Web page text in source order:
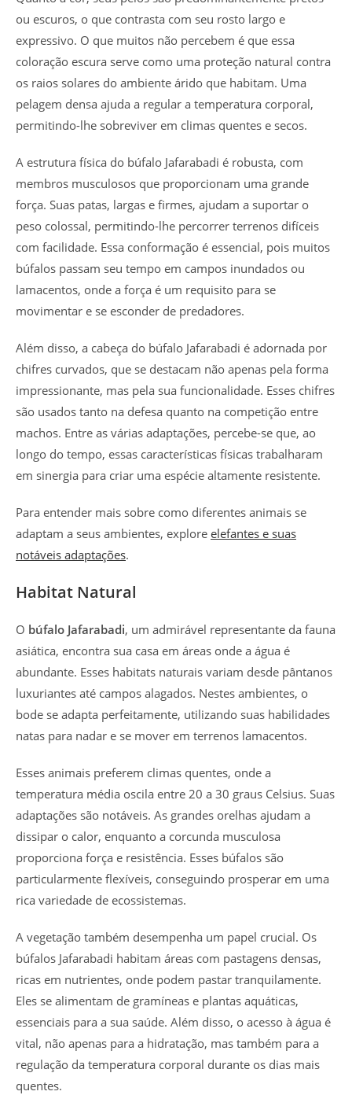
ou escuros, o que contrasta com seu rosto largo e
expressivo. O que muitos não percebem é que essa
coloração escura serve como uma proteção natural contra
os raios solares do ambiente árido que habitam. Uma
pelagem densa ajuda a regular a temperatura corporal,
permitindo-lhe sobreviver em climas quentes e secos.
A estrutura física do búfalo Jafarabadi é robusta, com
membros musculosos que proporcionam uma grande
força. Suas patas, largas e firmes, ajudam a suportar o
peso colossal, permitindo-lhe percorrer terrenos difíceis
com facilidade. Essa conformação é essencial, pois muitos
búfalos passam seu tempo em campos inundados ou
lamacentos, onde a força é um requisito para se
movimentar e se esconder de predadores.
Além disso, a cabeça do búfalo Jafarabadi é adornada por
chifres curvados, que se destacam não apenas pela forma
impressionante, mas pela sua funcionalidade. Esses chifres
são usados tanto na defesa quanto na competição entre
machos. Entre as várias adaptações, percebe-se que, ao
longo do tempo, essas características físicas trabalharam
em sinergia para criar uma espécie altamente resistente.
Para entender mais sobre como diferentes animais se
adaptam a seus ambientes, explore elefantes e suas
notáveis adaptações.
Habitat Natural
O búfalo Jafarabadi, um admirável representante da fauna
asiática, encontra sua casa em áreas onde a água é
abundante. Esses habitats naturais variam desde pântanos
luxuriantes até campos alagados. Nestes ambientes, o
bode se adapta perfeitamente, utilizando suas habilidades
natas para nadar e se mover em terrenos lamacentos.
Esses animais preferem climas quentes, onde a
temperatura média oscila entre 20 a 30 graus Celsius. Suas
adaptações são notáveis. As grandes orelhas ajudam a
dissipar o calor, enquanto a corcunda musculosa
proporciona força e resistência. Esses búfalos são
particularmente flexíveis, conseguindo prosperar em uma
rica variedade de ecossistemas.
A vegetação também desempenha um papel crucial. Os
búfalos Jafarabadi habitam áreas com pastagens densas,
ricas em nutrientes, onde podem pastar tranquilamente.
Eles se alimentam de gramíneas e plantas aquáticas,
essenciais para a sua saúde. Além disso, o acesso à água é
vital, não apenas para a hidratação, mas também para a
regulação da temperatura corporal durante os dias mais
quentes.